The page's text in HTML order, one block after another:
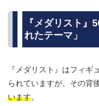
『メダリスト』
れたテーマ」
『メダリスト』はフィギ
られていますが、その背
います。